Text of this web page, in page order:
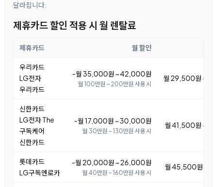
달라집니다.
제휴카드 할인 적용 시 월 렌탈료
제휴카드 월 할인
우리카드
LG전자
우리카드
-월 35,000원 ~ 42,000원
월 100만원 ~ 200만원 사용 시
월 29,500원 ~
신한카드
LG전자 The
구독케어
신한카드
-월 17,000원 ~ 30,000원
월 30만원 ~ 130만원 사용 시
월 41,500원 ~
롯데카드
LG구독엔로카
-월 20,000원 ~ 26,000원
월 40만원 ~ 160만원 사용 시
월 45,500원 ~